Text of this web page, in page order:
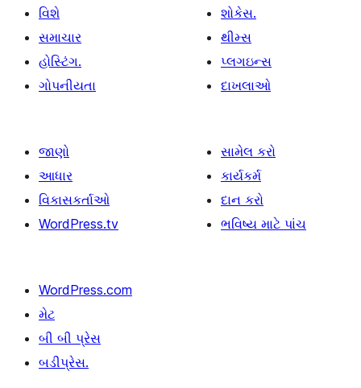
વિશે
સમાચાર
હોસ્ટિંગ.
ગોપનીયતા
શોકેસ.
થીમ્સ
પ્લગઇન્સ
દાખલાઓ
જાણો
આધાર
વિકાસકર્તાઓ
WordPress.tv
સામેલ કરો
કાર્યકર્મ
દાન કરો
ભવિષ્ય માટે પાંચ
WordPress.com
મેટ
બી બી પ્રેસ
બડીપ્રેસ.